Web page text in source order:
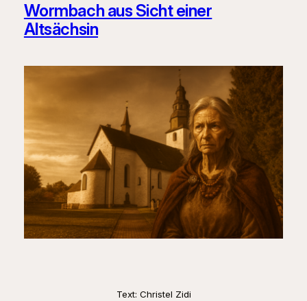
Wormbach aus Sicht einer
Altsächsin
Text: Christel Zidi